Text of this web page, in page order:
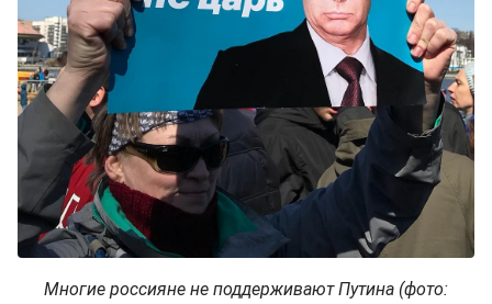
Многие россияне не поддерживают Путина (фото: